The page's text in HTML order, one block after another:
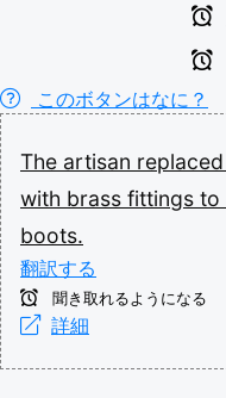
このボタンはなに？
The artisan replaced
with brass fittings to
boots.
翻訳する
聞き取れるようになる
詳細